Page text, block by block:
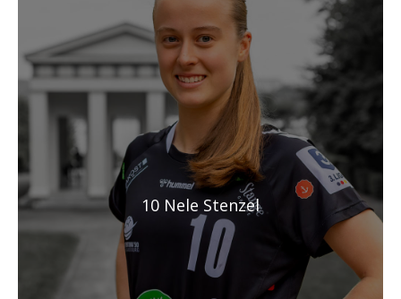
10 Nele Stenzel